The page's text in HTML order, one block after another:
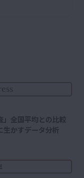
」全国平均との比較
生かすデータ分析